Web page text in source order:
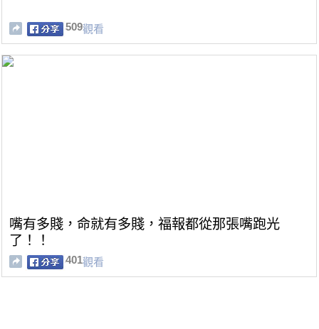
509觀看
嘴有多賤，命就有多賤，福報都從那張嘴跑光
了！！
401觀看